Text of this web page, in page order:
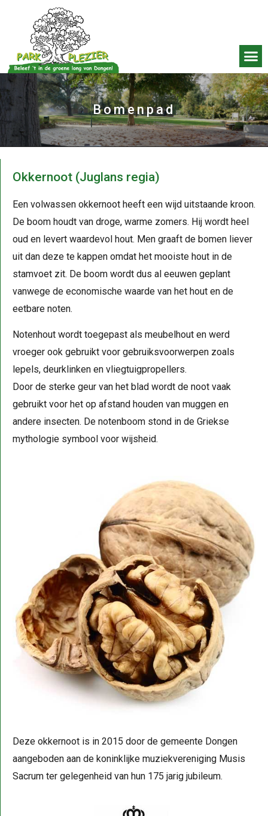
Bomenpad
Okkernoot (Juglans regia)
Een volwassen okkernoot heeft een wijd uitstaande kroon.
De boom houdt van droge, warme zomers. Hij wordt heel
oud en levert waardevol hout. Men graaft de bomen liever
uit dan deze te kappen omdat het mooiste hout in de
stamvoet zit. De boom wordt dus al eeuwen geplant
vanwege de economische waarde van het hout en de
eetbare noten.
Notenhout wordt toegepast als meubelhout en werd
vroeger ook gebruikt voor gebruiksvoorwerpen zoals
lepels, deurklinken en vliegtuigpropellers.
Door de sterke geur van het blad wordt de noot vaak
gebruikt voor het op afstand houden van muggen en
andere insecten. De notenboom stond in de Griekse
mythologie symbool voor wijsheid.
Deze okkernoot is in 2015 door de gemeente Dongen
aangeboden aan de koninklijke muziekvereniging Musis
Sacrum ter gelegenheid van hun 175 jarig jubileum.